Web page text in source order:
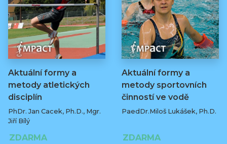
Aktuální formy a
metody atletických
disciplín
PhDr. Jan Cacek, Ph.D., Mgr.
Jiří Bílý
ZDARMA
Aktuální formy a
metody sportovních
činností ve vodě
PaedDr.Miloš Lukášek, Ph.D.
ZDARMA